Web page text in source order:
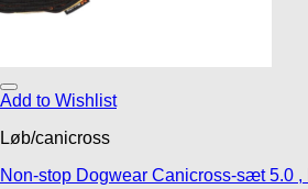
Add to Wishlist
Løb/canicross
Non-stop Dogwear Canicross-sæt 5.0 ,